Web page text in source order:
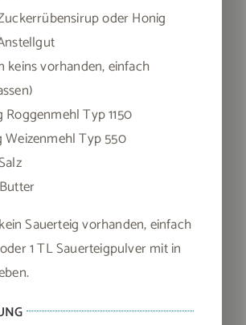
oder Honig
keins vorhanden, einfach
Roggenmehl Typ 1150
Weizenmehl Typ 550
Sauerteig vorhanden, einfach
1 TL Sauerteigpulver mit in